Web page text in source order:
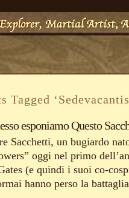
Tagged
esponiamo Questo
Sacchetti, un bugiardo
oggi nel primo
(e quindi i suoi co-
hanno perso la